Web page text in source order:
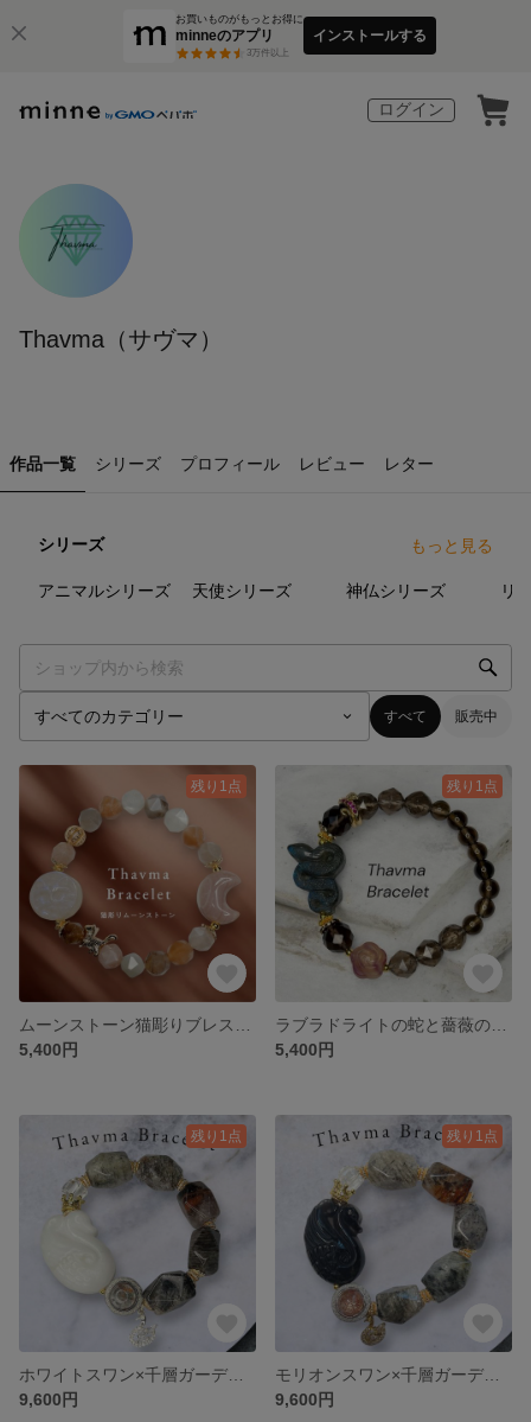
お買いものがもっとお得に
minneのアプリ
3万件以上
インストールする
ログイン
Thavma（サヴマ）
作品一覧 シリーズ プロフィール レビュー レター
シリーズ もっと見る
アニマルシリーズ 天使シリーズ 神仏シリーズ
すべて 販売中
残り1点
5,400円
残り1点
5,400円
残り1点
9,600円
残り1点
9,600円